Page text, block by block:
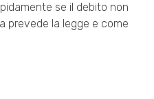
se il debito non
prevede la legge e come